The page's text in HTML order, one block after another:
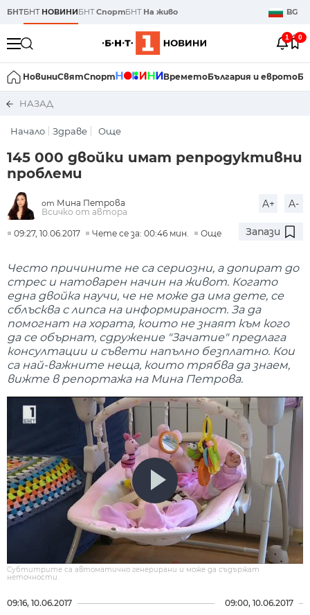
БНТБНТ НОВИНИБНТСпортБНТ На живо BG
1 0
НовиниСвятСпорт ВреметоБългария и еврото
НАЗАД
Начало Здраве Още
145 000 двойки имат репродуктивни
проблеми
от Мина Петрова
Всичко от автора
A+ A-
09:27, 10.06.2017 Чете се за: 00:46 мин. Още Запази
Често причините не са сериозни, а допират до
стрес и натоварен начин на живот. Когато
една двойка научи, че не може да има дете, се
сблъсква с липса на информираност. За да
помогнат на хората, които не знаят към кого
да се обърнат, сдружение "Зачатие" предлага
консултации и съвети напълно безплатно. Кои
са най-важните неща, които трябва да знаем,
вижте в репортажа на Мина Петрова.
Субтитрите са автоматично генерирани и може да съдържат
неточности.
09:16, 10.06.2017 09:00, 10.06.2017